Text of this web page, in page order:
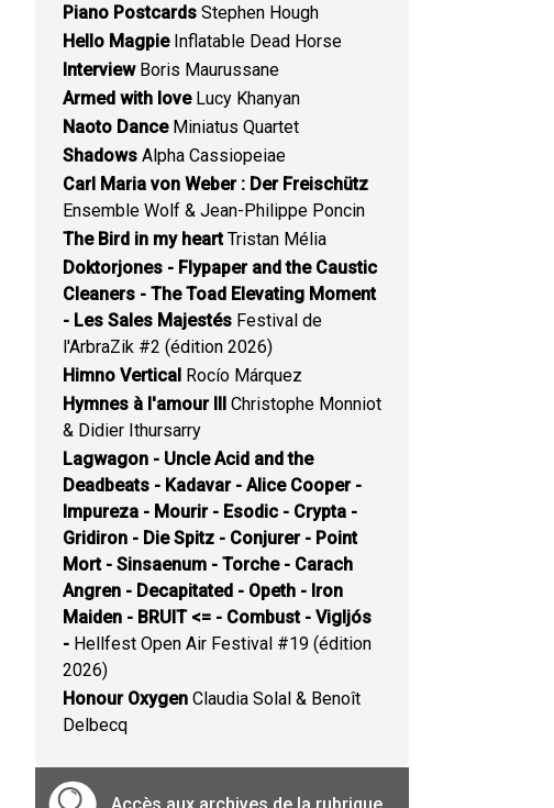
Piano Postcards Stephen Hough
Hello MagpieInflatable Dead Horse
InterviewBoris Maurussane
Armed with loveLucy Khanyan
Naoto DanceMiniatus Quartet
Shadows Alpha Cassiopeiae
Carl Maria von Weber : Der Freischütz
Ensemble Wolf & Jean-Philippe Poncin
The Bird in my heartTristan Mélia
Doktorjones - Flypaper and the Caustic
Cleaners - The Toad Elevating Moment
- Les Sales Majestés Festival de
l'ArbraZik #2 (édition 2026)
Himno Vertical Rocío Márquez
Hymnes à l'amour III Christophe Monniot
& Didier Ithursarry
Lagwagon - Uncle Acid and the
Deadbeats - Kadavar - Alice Cooper -
Impureza - Mourir - Esodic - Crypta -
Gridiron - Die Spitz - Conjurer - Point
Mort - Sinsaenum - Torche - Carach
Angren - Decapitated - Opeth - Iron
Maiden - BRUIT <= - Combust - Vigljós
- Hellfest Open Air Festival #19 (édition
2026)
Honour Oxygen Claudia Solal & Benoît
Delbecq